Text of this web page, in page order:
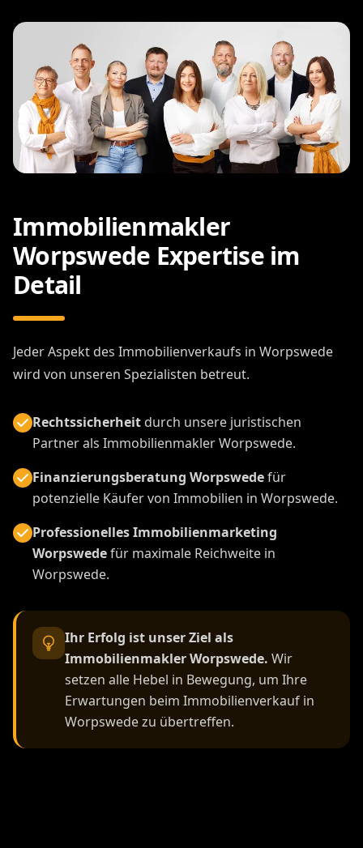
Immobilienmakler
Worpswede Expertise im
Detail
Jeder Aspekt des Immobilienverkaufs in Worpswede
wird von unseren Spezialisten betreut.
Rechtssicherheitdurch unsere juristischen
Partner als Immobilienmakler Worpswede.
Finanzierungsberatung Worpswedefür
potenzielle Käufer von Immobilien in Worpswede.
Professionelles Immobilienmarketing
Worpswedefür maximale Reichweite in
Worpswede.
Ihr Erfolg ist unser Ziel als
Immobilienmakler Worpswede. Wir
setzen alle Hebel in Bewegung, um Ihre
Erwartungen beim Immobilienverkauf in
Worpswede zu übertreffen.